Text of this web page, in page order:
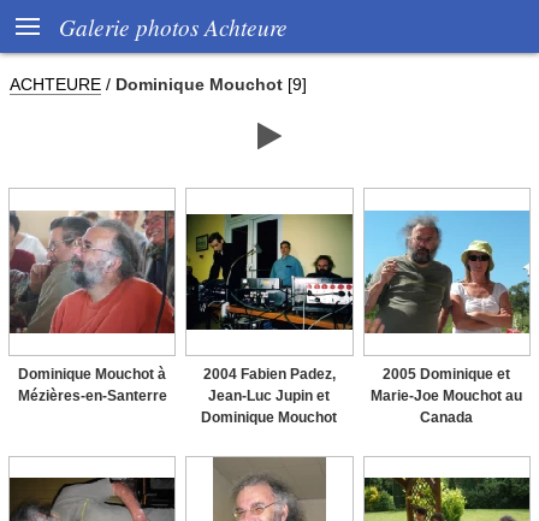
 Galerie photos Achteure
ACHTEURE / Dominique Mouchot [9]

Dominique Mouchot à
Mézières-en-Santerre
2004 Fabien Padez,
Jean-Luc Jupin et
Dominique Mouchot
2005 Dominique et
Marie-Joe Mouchot au
Canada